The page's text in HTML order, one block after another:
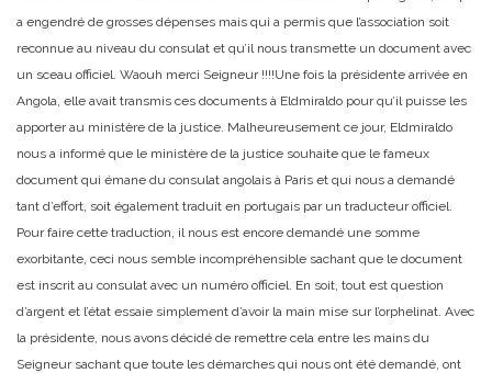
a engendré de grosses dépenses mais qui a permis que l’association soit
reconnue au niveau du consulat et qu’il nous transmette un document avec
un sceau officiel. Waouh merci Seigneur !!!!Une fois la présidente arrivée en
Angola, elle avait transmis ces documents à Eldmiraldo pour qu’il puisse les
apporter au ministère de la justice. Malheureusement ce jour, Eldmiraldo
nous a informé que le ministère de la justice souhaite que le fameux
document qui émane du consulat angolais à Paris et qui nous a demandé
tant d’effort, soit également traduit en portugais par un traducteur officiel.
Pour faire cette traduction, il nous est encore demandé une somme
exorbitante, ceci nous semble incompréhensible sachant que le document
est inscrit au consulat avec un numéro officiel. En soit, tout est question
d’argent et l’état essaie simplement d’avoir la main mise sur l’orphelinat. Avec
la présidente, nous avons décidé de remettre cela entre les mains du
Seigneur sachant que toute les démarches qui nous ont été demandé, ont